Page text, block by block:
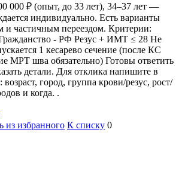
000 ₽ (опыт, до 33 лет), 34–37 лет —
индивидуально. Есть варианты
и частичным переездом. Критерии:
Гражданство - РФ Резус + ИМТ ≤ 28 Не
1 кесарево сечение (после КС
МРТ шва обязательно) Готовы ответить
детали. Для отклика напишите в
город, группа крови/резус, рост/
и когда. .
из избранного К списку 0